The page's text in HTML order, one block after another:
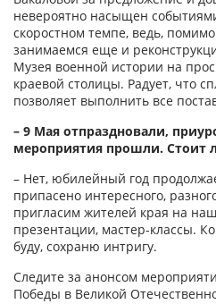
невероятно насыщен
скоростном темпе, ведь,
занимаемся еще и
Музея военной истории на
краевой столицы. Радует, что
позволяет выполнить все
– 9 Мая отпраздновали,
мероприятия прошли. Стоит
– Нет, юбилейный год
припасено интересного,
пригласим жителей края на
презентации, мастер-классы.
буду, сохраню интригу.
Следите за анонсом
Победы в Великой